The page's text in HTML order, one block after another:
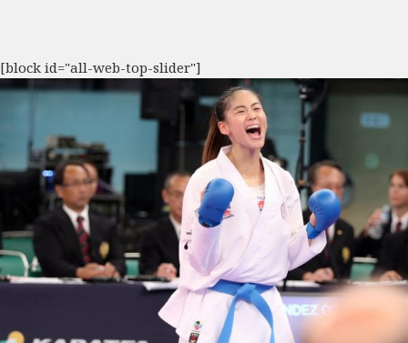
[block id="all-web-top-slider"]